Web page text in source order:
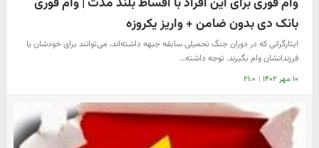
بانک دی بدون ضامن + واریز یکروزه
ایثارگرانی که در دوران جنگ تحمیلی سابقه جبهه داشته‌اند، می‌توانند برای خودشان یا
فرزندانشان وام بگیرند. توجه داشته…
۱۰ مهر ۱۴۰۲ | ۲۱:۰